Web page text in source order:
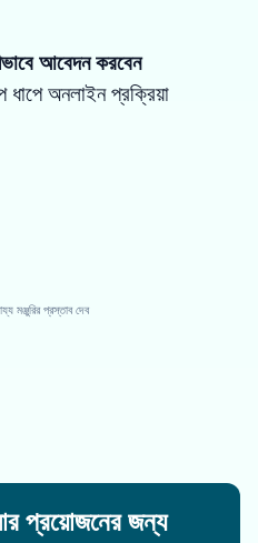
আবেদন করবেন
ধাপে অনলাইন প্রক্রিয়া
মঞ্জুরির প্রস্তাব দেব
প্রয়োজনের জন্য